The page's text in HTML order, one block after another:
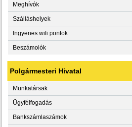
Meghívók
Szálláshelyek
Ingyenes wifi pontok
Beszámolók
Polgármesteri Hivatal
Munkatársak
Ügyfélfogadás
Bankszámlaszámok